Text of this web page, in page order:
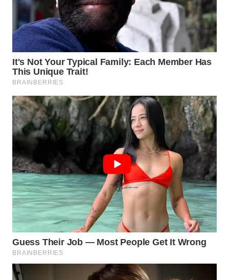
Wahana
Group
WAHANA
NEWS
WAHANA
TANI
WAHANA
ADVOKAT
WAHANA
INFRASTRUKTUR
WAHANA
KONSUMEN
WAHANA
LISTRIK
WAHANA